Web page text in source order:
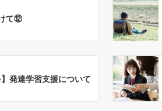
て⑫
発達学習支援について